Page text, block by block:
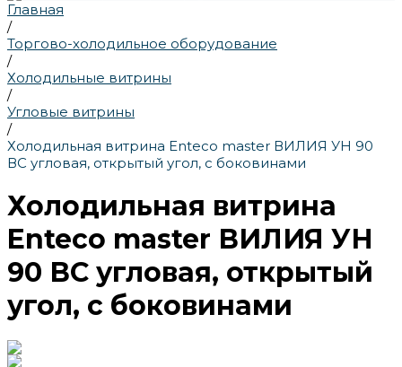
Главная
/
Торгово-холодильное оборудование
/
Холодильные витрины
/
Угловые витрины
/
Холодильная витрина Enteco master ВИЛИЯ УН 90
ВС угловая, открытый угол, с боковинами
Холодильная витрина
Enteco master ВИЛИЯ УН
90 ВС угловая, открытый
угол, с боковинами